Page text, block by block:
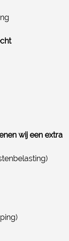
wij een extra